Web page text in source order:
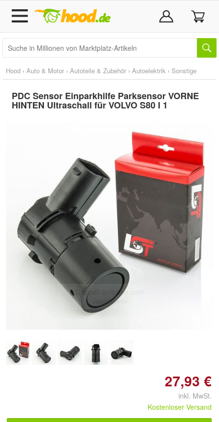
Hood › Auto & Motor › Autoteile & Zubehör › Autoelektrik › Sonstige
PDC Sensor Einparkhilfe Parksensor VORNE
HINTEN Ultraschall für VOLVO S80 I 1
Doppelt antippen zum
vergrößern
27,93 €
inkl. MwSt.
Kostenloser Versand